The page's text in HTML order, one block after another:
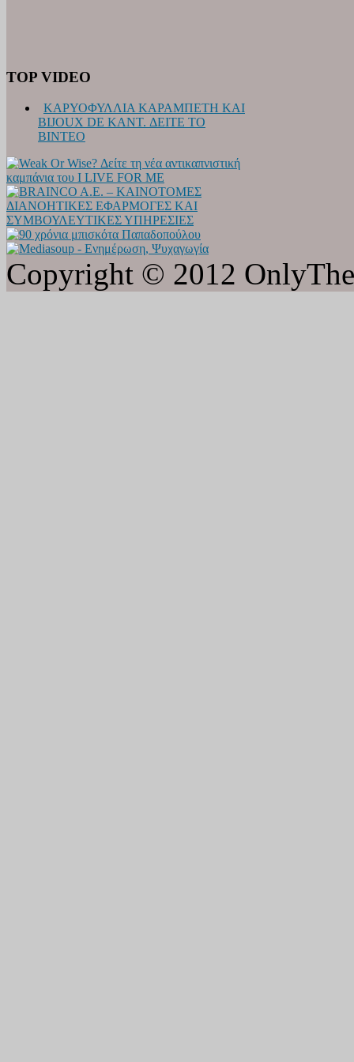
TOP VIDEO
ΚΑΡΥΟΦΥΛΛΙΑ ΚΑΡΑΜΠΕΤΗ ΚΑΙ
BIJOUX DE KANT. ΔΕΙΤΕ ΤΟ
ΒΙΝΤΕΟ
Copyright © 2012